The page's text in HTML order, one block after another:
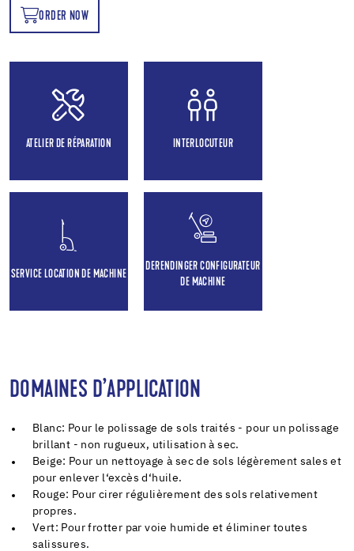
ORDER NOW
ATELIER DE RÉPARATION INTERLOCUTEUR
SERVICE LOCATION DE MACHINE
DERENDINGER CONFIGURATEUR
DE MACHINE
DOMAINES D’APPLICATION
Blanc: Pour le polissage de sols traités - pour un polissage
brillant - non rugueux, utilisation à sec.
Beige: Pour un nettoyage à sec de sols légèrement sales et
pour enlever l‘excès d‘huile.
Rouge: Pour cirer régulièrement des sols relativement
propres.
Vert: Pour frotter par voie humide et éliminer toutes
salissures.